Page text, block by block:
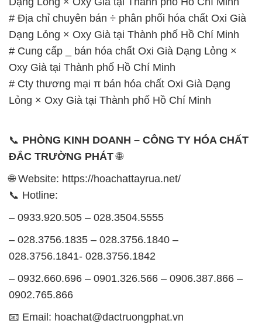
# Cty thương mại π bán hóa chất Oxi Già Dạng
Lỏng × Oxy Già tại Thành phố Hồ Chí Minh
📞PHÒNG KINH DOANH – CÔNG TY HÓA CHẤT
ĐẮC TRƯỜNG PHÁT🌐
🌐 Website: https://hoachattayrua.net/
– 0933.920.505 – 028.3504.5555
028.3756.1841- 028.3756.1842
0902.765.866
📧 Email: hoachat@dactruongphat.vn
TRƯỜNG PHÁT
được tổ chức như sau: